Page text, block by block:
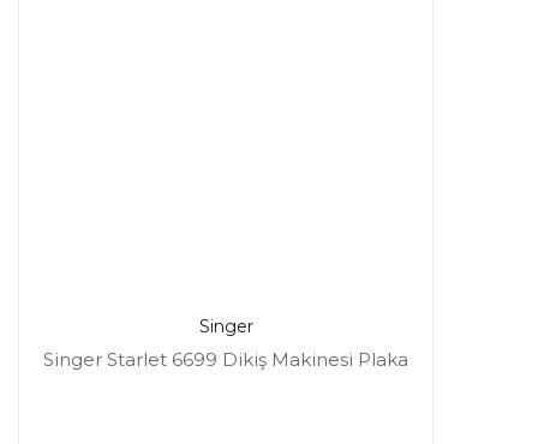
Singer
Singer Starlet 6699 Dikiş Makinesi Plaka